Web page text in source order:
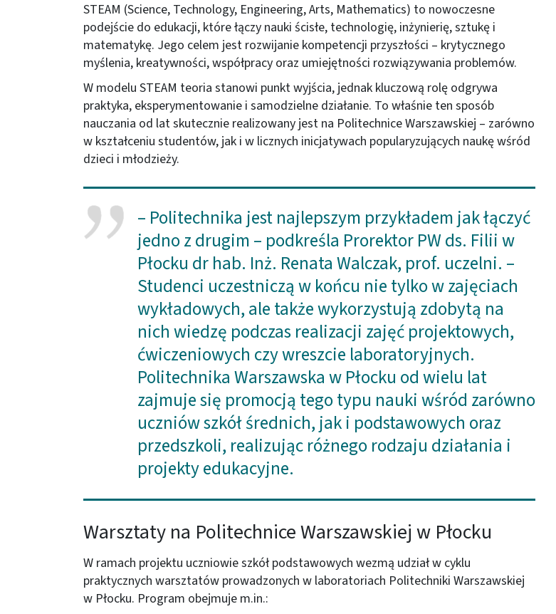
STEAM (Science, Technology, Engineering, Arts, Mathematics) to nowoczesne
podejście do edukacji, które łączy nauki ścisłe, technologię, inżynierię, sztukę i
matematykę. Jego celem jest rozwijanie kompetencji przyszłości – krytycznego
myślenia, kreatywności, współpracy oraz umiejętności rozwiązywania problemów.
W modelu STEAM teoria stanowi punkt wyjścia, jednak kluczową rolę odgrywa
praktyka, eksperymentowanie i samodzielne działanie. To właśnie ten sposób
nauczania od lat skutecznie realizowany jest na Politechnice Warszawskiej – zarówno
w kształceniu studentów, jak i w licznych inicjatywach popularyzujących naukę wśród
dzieci i młodzieży.
– Politechnika jest najlepszym przykładem jak łączyć
jedno z drugim – podkreśla Prorektor PW ds. Filii w
Płocku dr hab. Inż. Renata Walczak, prof. uczelni. –
Studenci uczestniczą w końcu nie tylko w zajęciach
wykładowych, ale także wykorzystują zdobytą na
nich wiedzę podczas realizacji zajęć projektowych,
ćwiczeniowych czy wreszcie laboratoryjnych.
Politechnika Warszawska w Płocku od wielu lat
zajmuje się promocją tego typu nauki wśród zarówno
uczniów szkół średnich, jak i podstawowych oraz
przedszkoli, realizując różnego rodzaju działania i
projekty edukacyjne.
Warsztaty na Politechnice Warszawskiej w Płocku
W ramach projektu uczniowie szkół podstawowych wezmą udział w cyklu
praktycznych warsztatów prowadzonych w laboratoriach Politechniki Warszawskiej
w Płocku. Program obejmuje m.in.: